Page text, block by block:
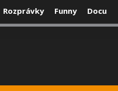
Rozprávky Funny Docu